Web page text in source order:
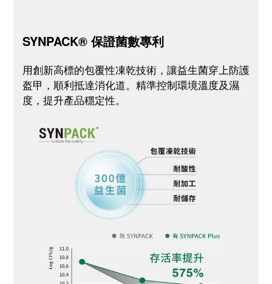
SYNPACK® 保證菌數專利
用創新高標的包覆性凍乾技術，讓益生菌穿上防護
盔甲，順利抵達消化道。精準控制環境溫度及濕
度，提升產品穩定性。